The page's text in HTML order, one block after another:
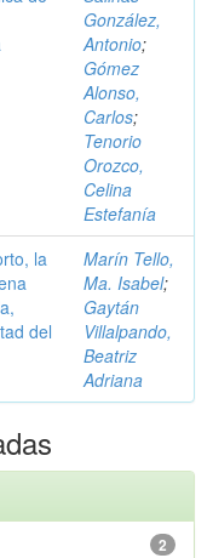
González,
Antonio;
Gómez
Alonso,
Carlos;
Tenorio
Orozco,
Celina
Estefanía
la
del
Marín Tello,
Ma. Isabel;
Gaytán
Villalpando,
Beatriz
Adriana
2